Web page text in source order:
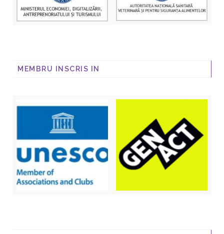
MEMBRU INSCRIS IN